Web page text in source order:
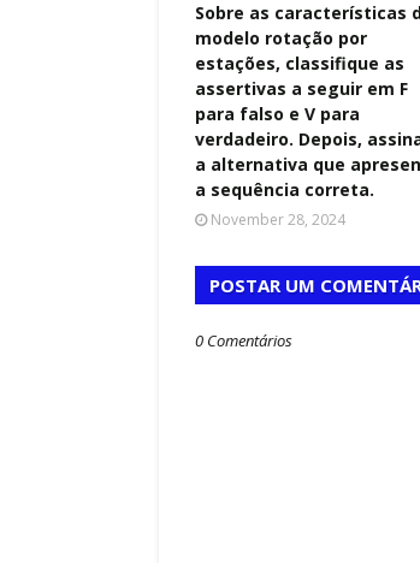
Sobre as características
modelo rotação por
estações, classifique as
assertivas a seguir em F
para falso e V para
verdadeiro. Depois,
a alternativa que
a sequência correta.
November 28, 2024
POSTAR UM
0 Comentários